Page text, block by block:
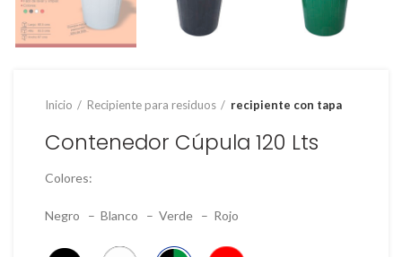
Inicio Recipiente para residuos recipiente con tapa
Contenedor Cúpula 120 Lts
Colores:
Negro – Blanco – Verde – Rojo